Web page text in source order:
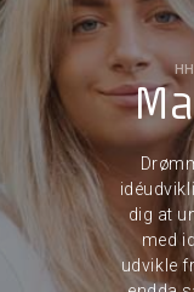
dig at
med
udvikle